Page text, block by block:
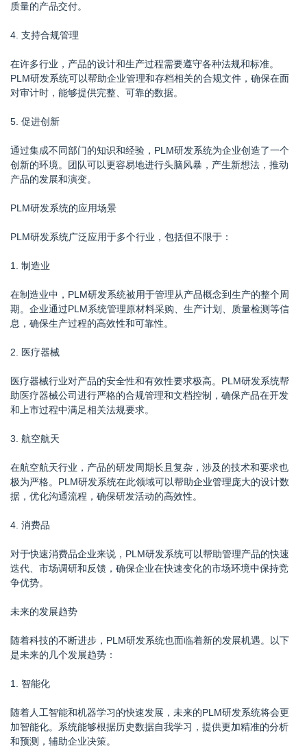
质量的产品交付。
4. 支持合规管理
在许多行业，产品的设计和生产过程需要遵守各种法规和标准。
PLM研发系统可以帮助企业管理和存档相关的合规文件，确保在面
对审计时，能够提供完整、可靠的数据。
5. 促进创新
通过集成不同部门的知识和经验，PLM研发系统为企业创造了一个
创新的环境。团队可以更容易地进行头脑风暴，产生新想法，推动
产品的发展和演变。
PLM研发系统的应用场景
PLM研发系统广泛应用于多个行业，包括但不限于：
1. 制造业
在制造业中，PLM研发系统被用于管理从产品概念到生产的整个周
期。企业通过PLM系统管理原材料采购、生产计划、质量检测等信
息，确保生产过程的高效性和可靠性。
2. 医疗器械
医疗器械行业对产品的安全性和有效性要求极高。PLM研发系统帮
助医疗器械公司进行严格的合规管理和文档控制，确保产品在开发
和上市过程中满足相关法规要求。
3. 航空航天
在航空航天行业，产品的研发周期长且复杂，涉及的技术和要求也
极为严格。PLM研发系统在此领域可以帮助企业管理庞大的设计数
据，优化沟通流程，确保研发活动的高效性。
4. 消费品
对于快速消费品企业来说，PLM研发系统可以帮助管理产品的快速
迭代、市场调研和反馈，确保企业在快速变化的市场环境中保持竞
争优势。
未来的发展趋势
随着科技的不断进步，PLM研发系统也面临着新的发展机遇。以下
是未来的几个发展趋势：
1. 智能化
随着人工智能和机器学习的快速发展，未来的PLM研发系统将会更
加智能化。系统能够根据历史数据自我学习，提供更加精准的分析
和预测，辅助企业决策。